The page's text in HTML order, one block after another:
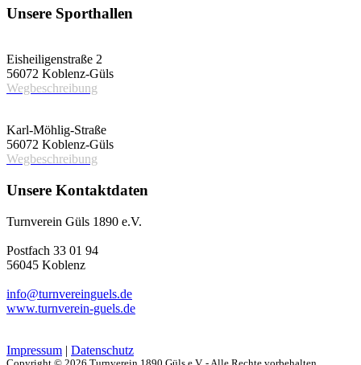
Unsere Sporthallen
Eisheiligenstraße 2
56072 Koblenz-Güls
Wegbeschreibung
Karl-Möhlig-Straße
56072 Koblenz-Güls
Wegbeschreibung
Unsere Kontaktdaten
Turnverein Güls 1890 e.V.
Postfach 33 01 94
56045 Koblenz
info@turnvereinguels.de
www.turnverein-guels.de
Impressum | Datenschutz